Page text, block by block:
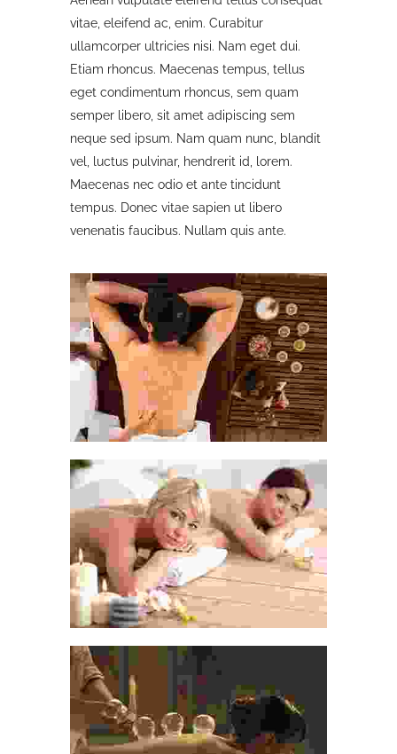
vitae, eleifend ac, enim. Curabitur
ullamcorper ultricies nisi. Nam eget dui.
Etiam rhoncus. Maecenas tempus, tellus
eget condimentum rhoncus, sem quam
semper libero, sit amet adipiscing sem
neque sed ipsum. Nam quam nunc, blandit
vel, luctus pulvinar, hendrerit id, lorem.
Maecenas nec odio et ante tincidunt
tempus. Donec vitae sapien ut libero
venenatis faucibus. Nullam quis ante.